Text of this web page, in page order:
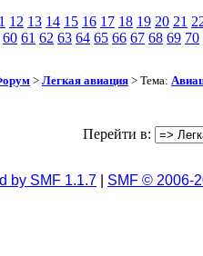
12 13 14 15 16 17 18 19 20 21
60 61 62 63 64 65 66 67 68 69 70
> Легкая авиация > Тема:
Перейти в:
by SMF 1.1.7 SMF © 2006-